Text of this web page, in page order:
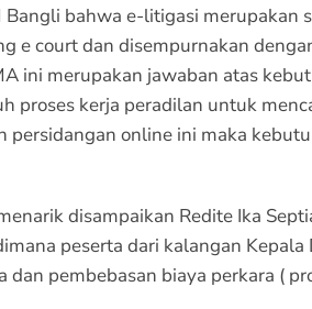
bahwa e-litigasi merupakan
e court dan disempurnakan
ini merupakan jawaban atas
proses kerja peradilan untuk
persidangan online ini maka
disampaikan Redite Ika
peserta dari kalangan
dan pembebasan biaya perkara (